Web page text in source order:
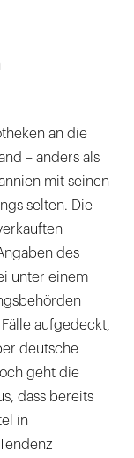
an die
– anders als
mit seinen
selten. Die
des
unter einem
aufgedeckt,
deutsche
geht die
dass bereits
in